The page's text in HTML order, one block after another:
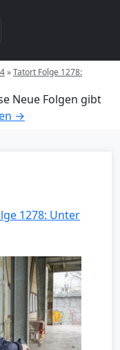
»Tatort Folge 1278:
Neue Folgen gibt
→
1278: Unter